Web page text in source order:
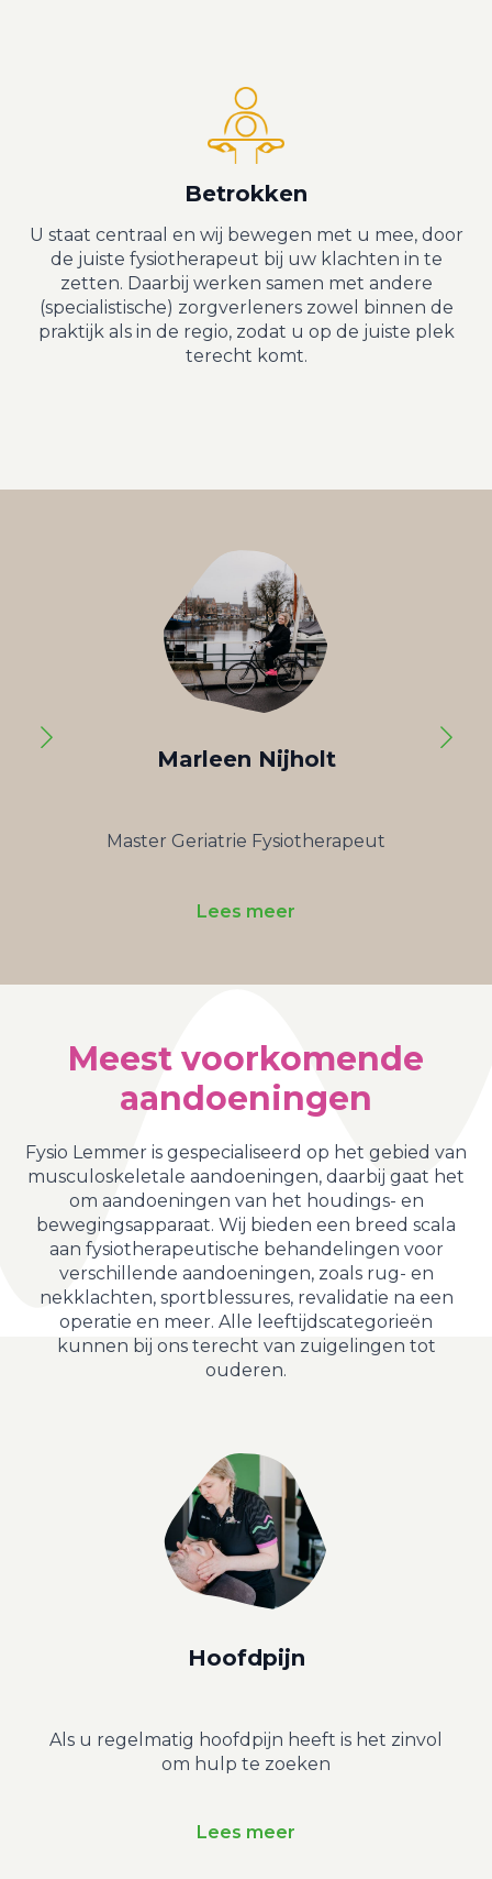
Betrokken
U staat centraal en wij bewegen met u mee, door
de juiste fysiotherapeut bij uw klachten in te
zetten. Daarbij werken samen met andere
(specialistische) zorgverleners zowel binnen de
praktijk als in de regio, zodat u op de juiste plek
terecht komt.
Marleen Nijholt
Master Geriatrie Fysiotherapeut
Lees meer
Meest voorkomende
aandoeningen
Fysio Lemmer is gespecialiseerd op het gebied van
musculoskeletale aandoeningen, daarbij gaat het
om aandoeningen van het houdings- en
bewegingsapparaat. Wij bieden een breed scala
aan fysiotherapeutische behandelingen voor
verschillende aandoeningen, zoals rug- en
nekklachten, sportblessures, revalidatie na een
operatie en meer. Alle leeftijdscategorieën
kunnen bij ons terecht van zuigelingen tot
ouderen.
Hoofdpijn
Als u regelmatig hoofdpijn heeft is het zinvol
om hulp te zoeken
Lees meer